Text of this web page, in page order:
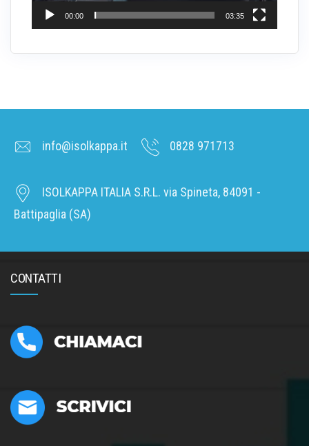
00:00 03:35
info@isolkappa.it 0828 971713
ISOLKAPPA ITALIA S.R.L. via Spineta, 84091 -
Battipaglia (SA)
CONTATTI